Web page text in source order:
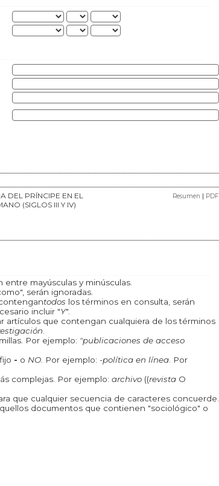
DEL PRÍNCIPE EN EL
(SIGLOS III Y IV)
Resumen | PDF
mayúsculas y minúsculas.
serán ignoradas.
todos los términos en consulta, serán
incluir "Y".
artículos que contengan cualquiera de los términos
Por ejemplo: "publicaciones de acceso
- o NO. Por ejemplo: -política en línea. Por
complejas. Por ejemplo: archivo((revistaO
que cualquier secuencia de caracteres concuerde.
documentos que contienen "sociológico" o